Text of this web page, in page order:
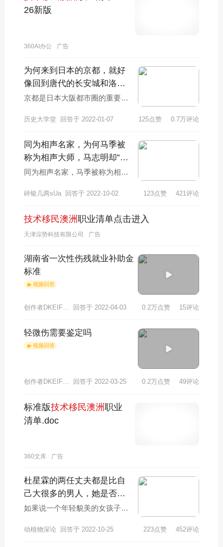
26新版
360AI办公 广告
为何来到日本的京都，就好
像回到唐代的长安城和洛阳
城
京都是日本大阪都市圈的重要城
都”的旅游城市。从公元794年桓
历史大学堂 回答于 2022-01-07 125点赞 0.7万评论
同为相声名家，为何马季被
称为相声大师，马志明却“籍
籍无名”?
同为相声名家，马季被称为相声
要是马志明比较低调，而且马志
碎银几两sUa 回答于 2022-10-02 123点赞 421评论
技术移民澳洲职业清单点击进入
天津淙势科技有限公司 广告
湖南省一次性伤残就业补助金
标准
视频回答
创作者DKEIFHCB7669 回答于 2022-04-03 0.2万点赞 15评论
轻微伤需要鉴定吗
视频回答
创作者DKEIFHCB4800 回答于 2022-03-25 0.2万点赞 49评论
标准版技术移民澳洲职业
清单.doc
360文库 广告
杜星霖的两任丈夫都是比自
己大很多的男人，她是否
有“恋父情节”？
如果说一个年轻貌美的女孩子嫁
的人，我们都会怀疑他到底看上
动植物深论 回答于 2022-10-25 223点赞 452评论